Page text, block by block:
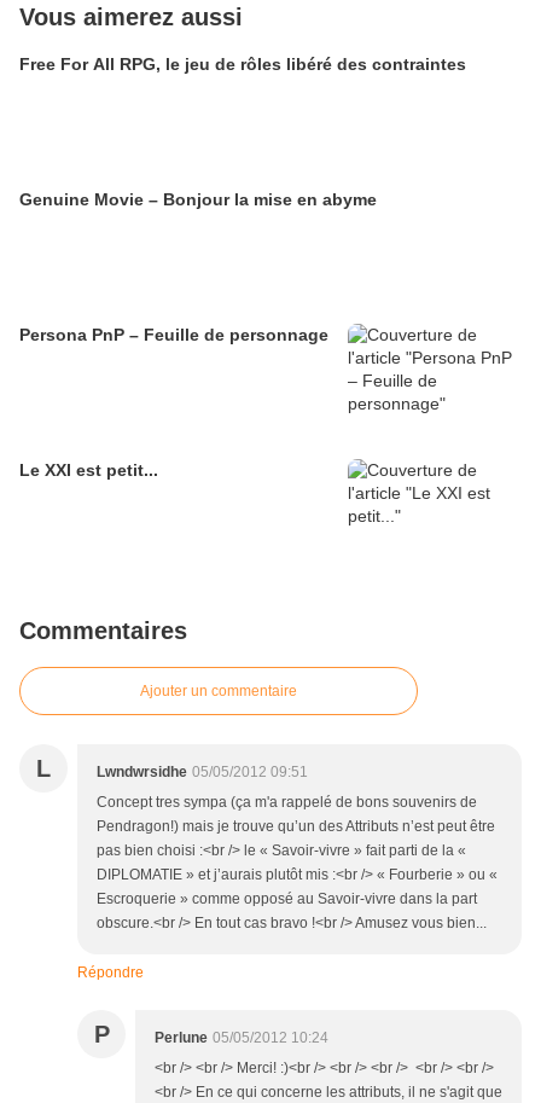
Vous aimerez aussi
Free For All RPG, le jeu de rôles libéré des contraintes
Genuine Movie – Bonjour la mise en abyme
Persona PnP – Feuille de personnage
Le XXI est petit...
Commentaires
Ajouter un commentaire
L Lwndwrsidhe 05/05/2012 09:51
Concept tres sympa (ça m'a rappelé de bons souvenirs de
Pendragon!) mais je trouve qu’un des Attributs n’est peut être
pas bien choisi :<br /> le « Savoir-vivre » fait parti de la «
DIPLOMATIE » et j’aurais plutôt mis :<br /> « Fourberie » ou «
Escroquerie » comme opposé au Savoir-vivre dans la part
obscure.<br /> En tout cas bravo !<br /> Amusez vous bien...
Répondre
P Perlune 05/05/2012 10:24
<br /> <br /> Merci! :)<br /> <br /> <br /> <br /> <br />
<br /> En ce qui concerne les attributs, il ne s'agit que